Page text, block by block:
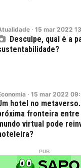
· 15 mar 2022
Desculpe, qual é a
· 15 mar 2022
hotel no
fronteira entre
virtual pode